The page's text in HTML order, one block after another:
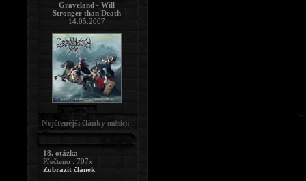
Graveland - Will
Stronger than Death
14.05.2007
Nejčtenější články (měsíc):
18. otázka
Přečteno : 707x
Zobrazit článek